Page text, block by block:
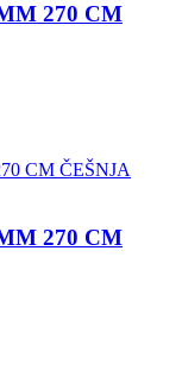
270 CM
270 CM